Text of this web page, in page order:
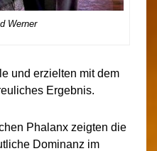
Werner
und erzielten mit dem
Ergebnis.
Phalanx zeigten die
Dominanz im